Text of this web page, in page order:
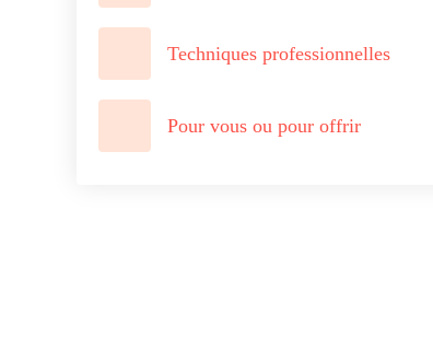
Techniques professionnelles
Pour vous ou pour offrir